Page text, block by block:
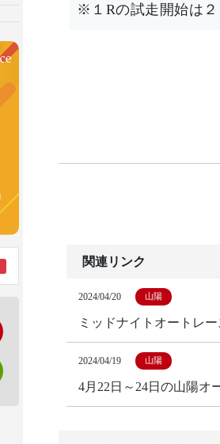
※１Rの試走開始は２
関連リンク
2024/04/20 山陽
ミッドナイトオートレ
2024/04/19 山陽
4月22日～24日の山陽オ